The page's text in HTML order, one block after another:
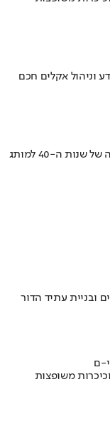
וניהול אקלים חכם
איך אסם הפכה את תקופת הצנע והמחסור הקשה של שנות ה-40 למותג
ובניית עתיד הדור
ם
משופצות